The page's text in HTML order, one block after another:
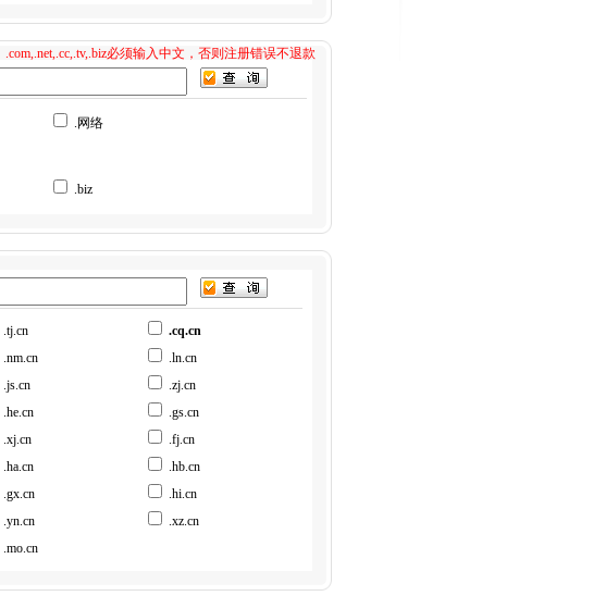
.com,.net,.cc,.tv,.biz必须输入中文，否则注册错误不退款
.网络
.biz
.tj.cn
.cq.cn
.nm.cn
.ln.cn
.js.cn
.zj.cn
.he.cn
.gs.cn
.xj.cn
.fj.cn
.ha.cn
.hb.cn
.gx.cn
.hi.cn
.yn.cn
.xz.cn
.mo.cn